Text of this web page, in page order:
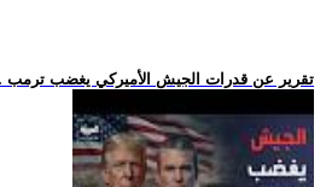
.. تقرير عن قدرات الجيش الأميركي يغضب ترمب